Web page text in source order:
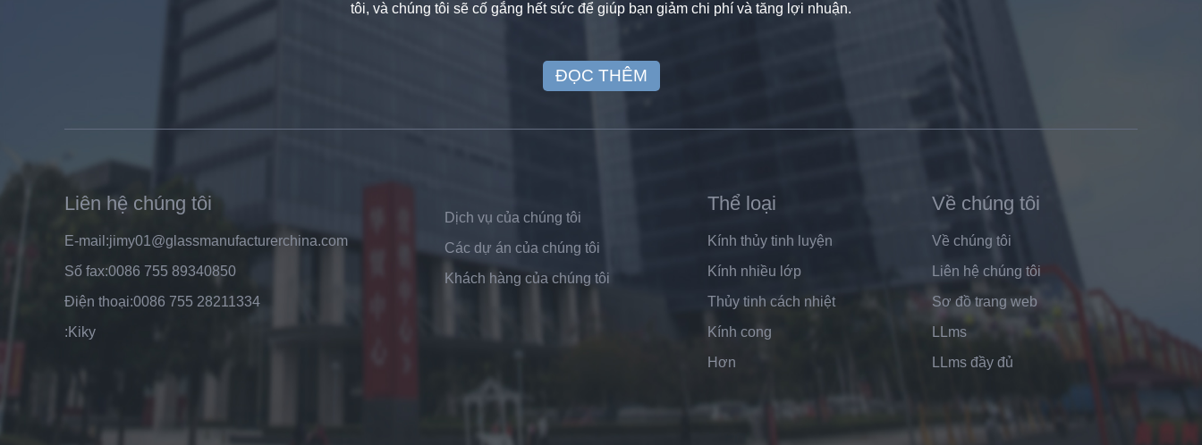
tôi, và chúng tôi sẽ cố gắng hết sức để giúp bạn giảm chi phí và tăng lợi nhuận.
ĐỌC THÊM
Liên hệ chúng tôi
E-mail:jimy01@glassmanufacturerchina.com
Số fax:0086 755 89340850
Điện thoại:0086 755 28211334
: Kiky
Dịch vụ của chúng tôi
Các dự án của chúng tôi
Khách hàng của chúng tôi
Thể loại
Kính thủy tinh luyện
Kính nhiều lớp
Thủy tinh cách nhiệt
Kính cong
Hơn
Về chúng tôi
Về chúng tôi
Liên hệ chúng tôi
Sơ đồ trang web
LLms
LLms đầy đủ